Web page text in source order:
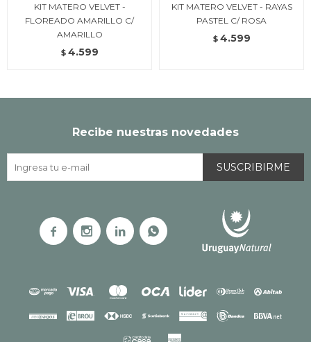
KIT MATERO VELVET -
FLOREADO AMARILLO C/
AMARILLO
$ 4.599
KIT MATERO VELVET - RAYAS
PASTEL C/ ROSA
$ 4.599
Recibe nuestras novedades
SUSCRIBIRME
   